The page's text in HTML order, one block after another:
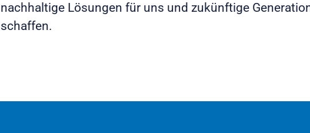
nachhaltige Lösungen für uns und zukünftige
schaffen.